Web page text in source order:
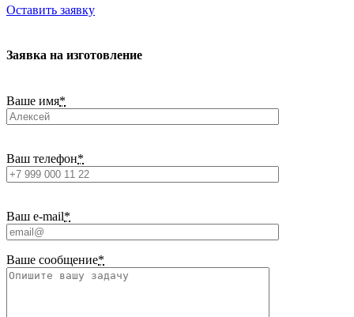
Оставить заявку
Заявка на изготовление
Ваше имя*
Ваш телефон*
Ваш e-mail*
Ваше сообщение*